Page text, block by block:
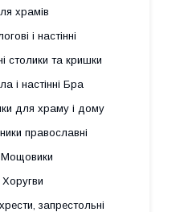
храмів
і настінні
столики та кришки
і настінні Бра
для храму і дому
православні
Мощовики
Хоругви
запрестольні